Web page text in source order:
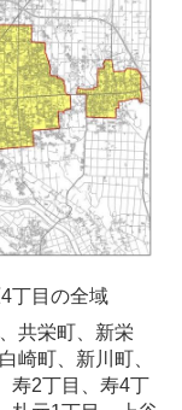
丁目の全域
共栄町、新栄
崎町、新川町、
寿2丁目、寿4丁